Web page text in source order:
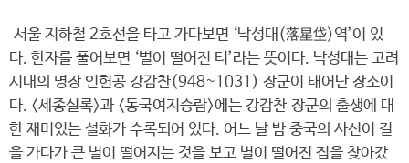
서울 지하철 2호선을 타고 가다보면 ‘낙성대(落星垈)역’이 있
다. 한자를 풀어보면 ‘별이 떨어진 터’라는 뜻이다. 낙성대는 고려
시대의 명장 인헌공 강감찬(948~1031) 장군이 태어난 장소이
다. <세종실록>과 <동국여지승람>에는 강감찬 장군의 출생에 대
한 재미있는 설화가 수록되어 있다. 어느 날 밤 중국의 사신이 길
을 가다가 큰 별이 떨어지는 것을 보고 별이 떨어진 집을 찾아갔